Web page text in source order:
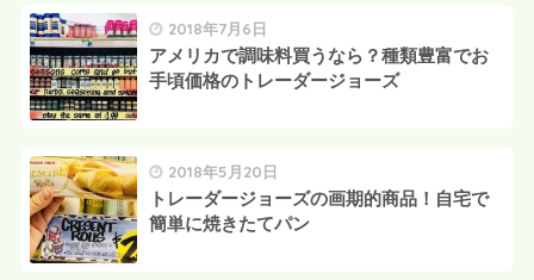
2018年7月6日
アメリカで調味料買うなら？種類豊富でお
手頃価格のトレーダージョーズ
2018年5月20日
トレーダージョーズの画期的商品！自宅で
簡単に焼きたてパン